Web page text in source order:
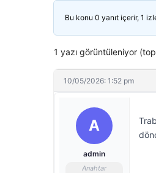
Bu konu 0 yanıt içerir, 1
1 yazı görüntüleniyor
10/05/2026: 1:52 pm
A
admin
Anahtar